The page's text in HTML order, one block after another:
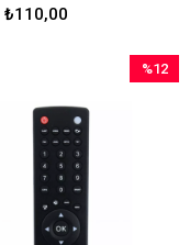
₺110,00
%12